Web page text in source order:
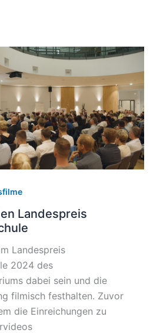
Landespreis
Landespreis
2024 des
dabei sein und die
filmisch festhalten. Zuvor
die Einreichungen zu